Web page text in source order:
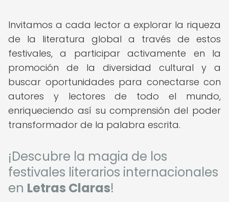
Invitamos a cada lector a explorar la riqueza
de la literatura global a través de estos
festivales, a participar activamente en la
promoción de la diversidad cultural y a
buscar oportunidades para conectarse con
autores y lectores de todo el mundo,
enriqueciendo así su comprensión del poder
transformador de la palabra escrita.
¡Descubre la magia de los
festivales literarios internacionales
en Letras Claras!